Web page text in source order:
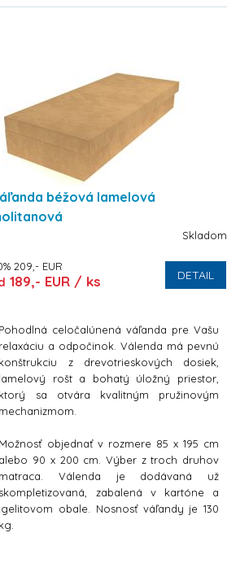
béžová lamelová
Skladom
209,- EUR
189,- EUR / ks DETAIL
Pohodlná celočalúnená váľanda pre Vašu
relaxáciu a odpočinok. Válenda má pevnú
konštrukciu z drevotrieskových dosiek,
lamelový rošt a bohatý úložný priestor,
ktorý sa otvára kvalitným pružinovým
mechanizmom.
Možnosť objednať v rozmere 85 x 195 cm
alebo 90 x 200 cm. Výber z troch druhov
matraca. Válenda je dodávaná už
skompletizovaná, zabalená v kartóne a
igelitovom obale. Nosnosť váľandy je 130
kg.